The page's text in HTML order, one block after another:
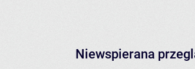
Niewspierana